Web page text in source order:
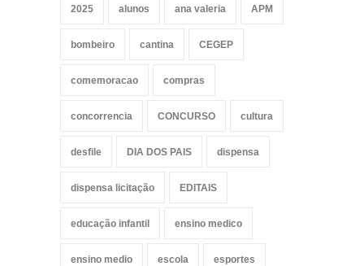
2025 alunos ana valeria APM
bombeiro cantina CEGEP
comemoracao compras
concorrencia CONCURSO cultura
desfile DIA DOS PAIS dispensa
dispensa licitação EDITAIS
educação infantil ensino medico
ensino medio escola esportes